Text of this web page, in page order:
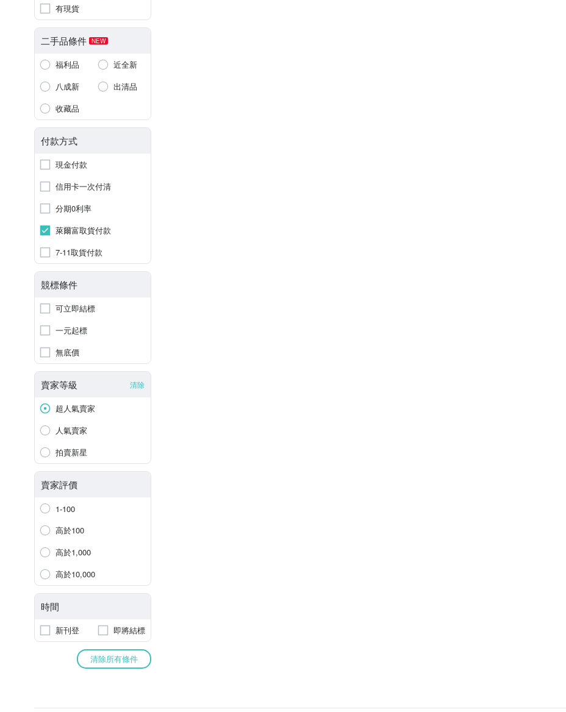
有現貨
二手品條件 NEW
福利品
近全新
八成新
出清品
收藏品
付款方式
現金付款
信用卡一次付清
分期0利率
萊爾富取貨付款
7-11取貨付款
競標條件
可立即結標
一元起標
無底價
賣家等級 清除
超人氣賣家
人氣賣家
拍賣新星
賣家評價
1-100
高於100
高於1,000
高於10,000
時間
新刊登 即將結標
清除所有條件